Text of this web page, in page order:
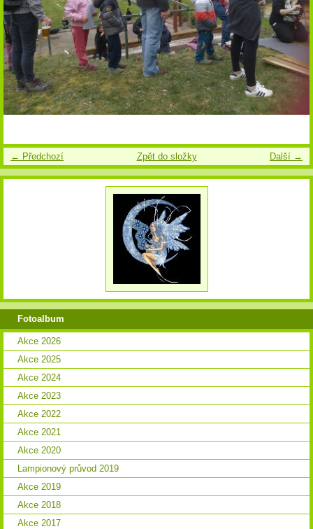
← Předchozí Další →
Zpět do složky
Fotoalbum
Akce 2026
Akce 2025
Akce 2024
Akce 2023
Akce 2022
Akce 2021
Akce 2020
Lampionový průvod 2019
Akce 2019
Akce 2018
Akce 2017